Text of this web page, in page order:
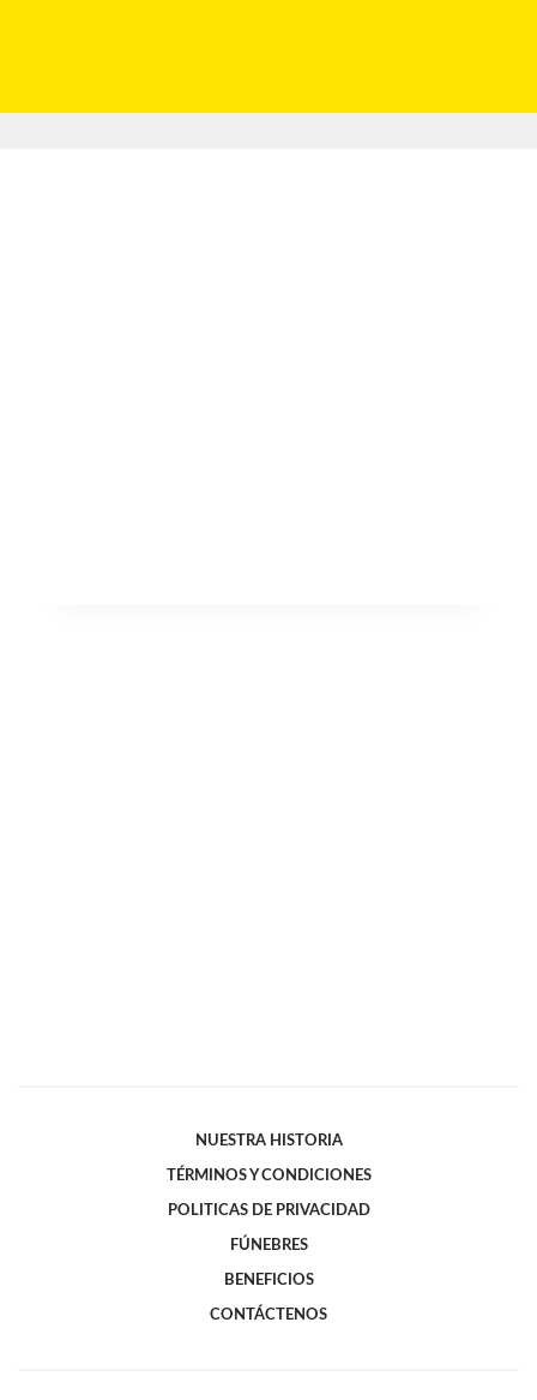
NUESTRA HISTORIA
TÉRMINOS Y CONDICIONES
POLITICAS DE PRIVACIDAD
FÚNEBRES
BENEFICIOS
CONTÁCTENOS